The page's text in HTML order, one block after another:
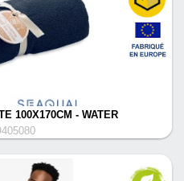
100X170CM - WATER